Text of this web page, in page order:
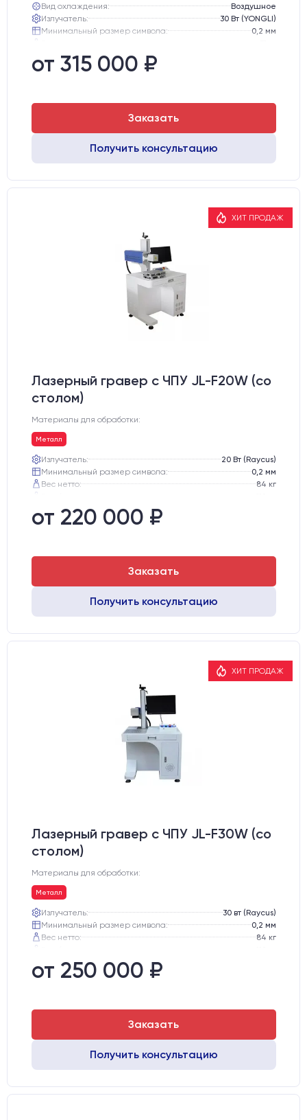
Вид охлаждения:
Воздушное
Излучатель:
30 Вт (YONGLI)
Минимальный размер символа:
0,2 мм
Вес брутто:
Транспортный габарит станка, мм:
от 315 000 ₽
Заказать
Получить консультацию
ХИТ ПРОДАЖ
Лазерный гравер с ЧПУ JL-F20W (со
столом)
Материалы для обработки:
Металл
Излучатель:
20 Вт (Raycus)
Минимальный размер символа:
0,2 мм
Вес нетто:
84 кг
Транспортный габарит станка, мм:
от 220 000 ₽
Заказать
Получить консультацию
ХИТ ПРОДАЖ
Лазерный гравер с ЧПУ JL-F30W (со
столом)
Материалы для обработки:
Металл
Излучатель:
30 вт (Raycus)
Минимальный размер символа:
0,2 мм
Вес нетто:
84 кг
Транспортный габарит станка, мм:
от 250 000 ₽
Заказать
Получить консультацию